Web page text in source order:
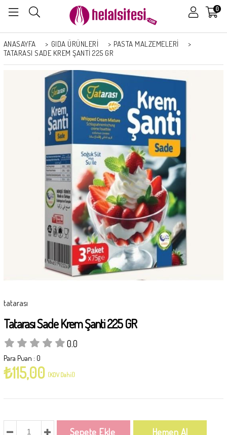
0
ANASAYFA > GIDA ÜRÜNLERİ > PASTA MALZEMELERI
>
TATARASI SADE KREM ŞANTI 225 GR
tatarası
Tatarası Sade Krem Şanti 225 GR
0.0
Para Puan : 0
₺115,00 (KDV Dahil)